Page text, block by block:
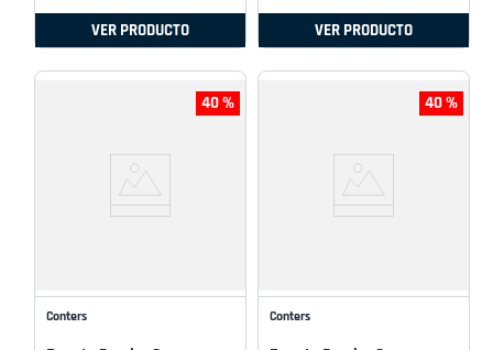
VER PRODUCTO VER PRODUCTO
40 %
Conters
40 %
Conters